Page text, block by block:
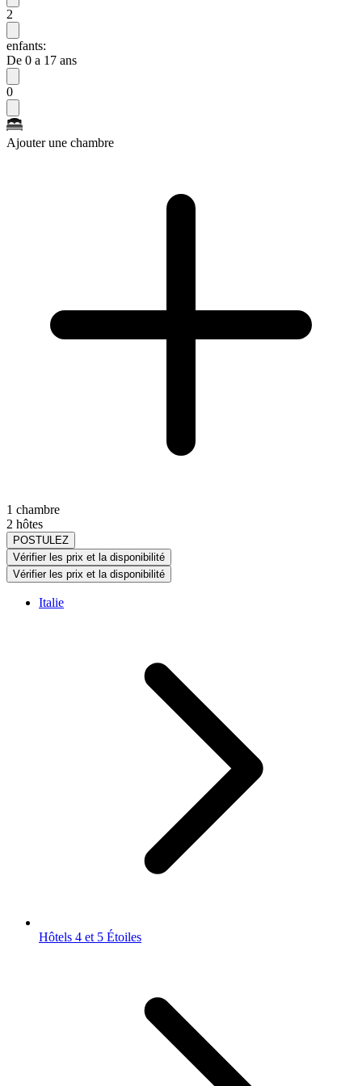
2
enfants:
De 0 a 17 ans
0
Ajouter une chambre
1 chambre
2 hôtes
POSTULEZ
Vérifier les prix et la disponibilité
Vérifier les prix et la disponibilité
Italie
Hôtels 4 et 5 Étoiles